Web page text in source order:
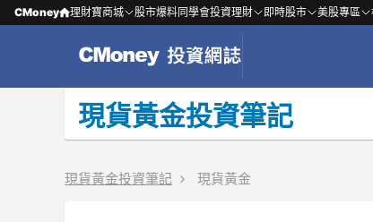
CMoney 理財寶商城 股市爆料同學會投資理財 即時股市 美股專區
現貨黃金投資筆記
現貨黃金投資筆記 現貨黃金